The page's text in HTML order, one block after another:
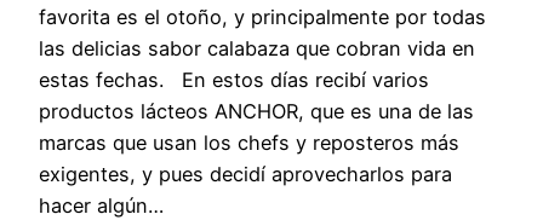
favorita es el otoño, y principalmente por todas
las delicias sabor calabaza que cobran vida en
estas fechas. En estos días recibí varios
productos lácteos ANCHOR, que es una de las
marcas que usan los chefs y reposteros más
exigentes, y pues decidí aprovecharlos para
hacer algún…